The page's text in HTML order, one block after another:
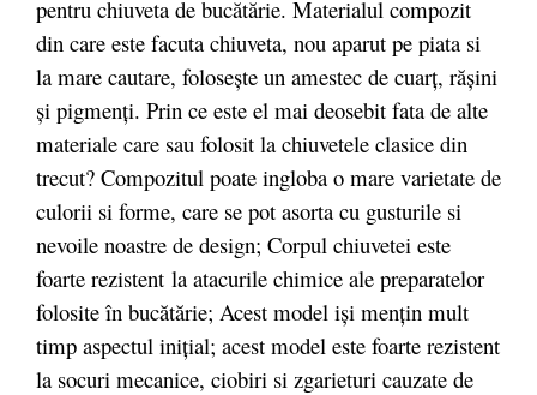
pentru chiuveta de bucătărie. Materialul compozit
din care este facuta chiuveta, nou aparut pe piata si
la mare cautare, folosește un amestec de cuarț, rășini
și pigmenți. Prin ce este el mai deosebit fata de alte
materiale care sau folosit la chiuvetele clasice din
trecut? Compozitul poate ingloba o mare varietate de
culorii si forme, care se pot asorta cu gusturile si
nevoile noastre de design; Corpul chiuvetei este
foarte rezistent la atacurile chimice ale preparatelor
folosite în bucătărie; Acest model iși mențin mult
timp aspectul inițial; acest model este foarte rezistent
la socuri mecanice, ciobiri si zgarieturi cauzate de